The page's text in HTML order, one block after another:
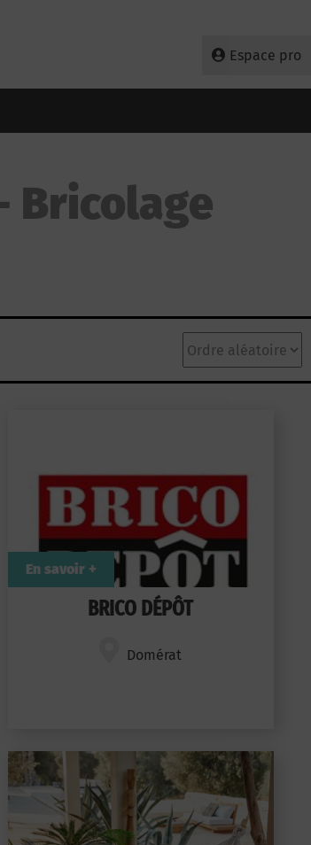
Espace pro
Bricolage
BRICO DÉPÔT
Domérat
En savoir +